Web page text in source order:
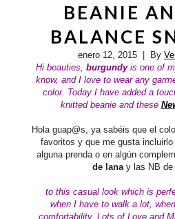
BEANIE
BALANCE
enero 12, 2015 | By
Hi beauties, burgundyis one of
know, and I love to wear any
color. Today I have added a
knitted beanie and these
Hola guap@s, ya sabéis que el
favoritos y que me gusta
alguna prenda o en algún
de lanay las NB de
to this casual look which is
when I have to walk a lot,
comfortability. Lots of Love and